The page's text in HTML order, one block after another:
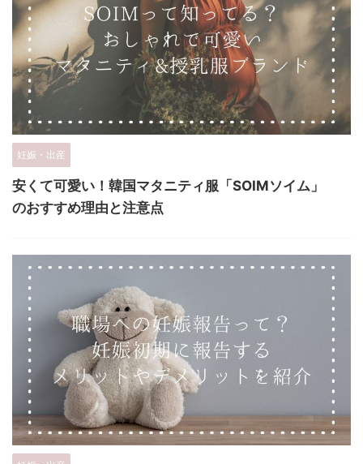
妊娠・出産
安くて可愛い！韓国マタニティ服「SOIMソイム」
のおすすめ理由と注意点